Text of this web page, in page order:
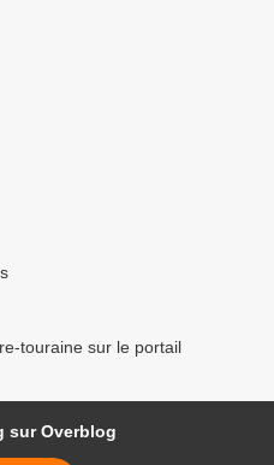
touraine sur le portail
sur Overblog